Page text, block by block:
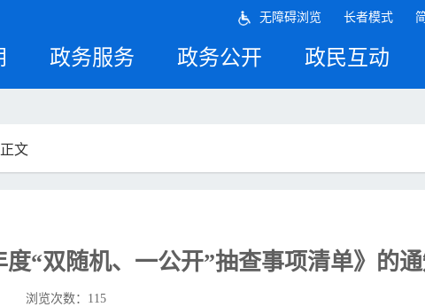
政务服务 政务公开 政民互动
无障碍浏览 长者模式
文
“双随机、一公开”抽查事项清单》的通
浏览次数： 115